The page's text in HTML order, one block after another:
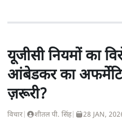
यूजीसी नियमों का
आंबेडकर का
ज़रूरी?
विचार शीतल पी. सिंह| 28 JAN,